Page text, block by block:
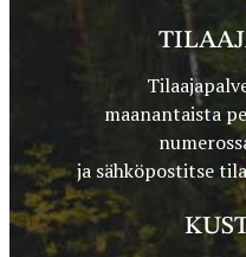
maanantaista
ja sähköpostitse